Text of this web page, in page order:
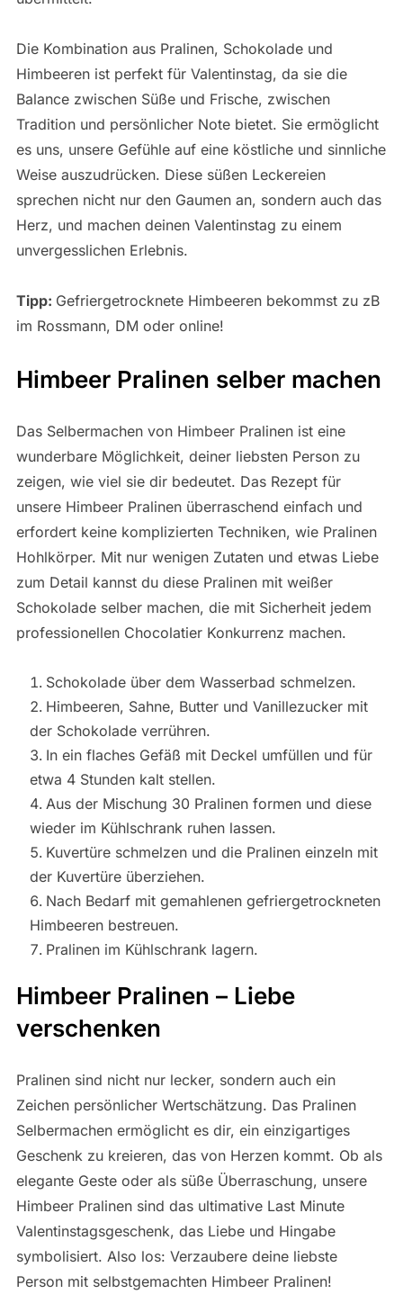
Die Kombination aus Pralinen, Schokolade und
Himbeeren ist perfekt für Valentinstag, da sie die
Balance zwischen Süße und Frische, zwischen
Tradition und persönlicher Note bietet. Sie ermöglicht
es uns, unsere Gefühle auf eine köstliche und sinnliche
Weise auszudrücken. Diese süßen Leckereien
sprechen nicht nur den Gaumen an, sondern auch das
Herz, und machen deinen Valentinstag zu einem
unvergesslichen Erlebnis.
Tipp: Gefriergetrocknete Himbeeren bekommst zu zB
im Rossmann, DM oder online!
Himbeer Pralinen selber machen
Das Selbermachen von Himbeer Pralinen ist eine
wunderbare Möglichkeit, deiner liebsten Person zu
zeigen, wie viel sie dir bedeutet. Das Rezept für
unsere Himbeer Pralinen überraschend einfach und
erfordert keine komplizierten Techniken, wie Pralinen
Hohlkörper. Mit nur wenigen Zutaten und etwas Liebe
zum Detail kannst du diese Pralinen mit weißer
Schokolade selber machen, die mit Sicherheit jedem
professionellen Chocolatier Konkurrenz machen.
Schokolade über dem Wasserbad schmelzen.
Himbeeren, Sahne, Butter und Vanillezucker mit
der Schokolade verrühren.
In ein flaches Gefäß mit Deckel umfüllen und für
etwa 4 Stunden kalt stellen.
Aus der Mischung 30 Pralinen formen und diese
wieder im Kühlschrank ruhen lassen.
Kuvertüre schmelzen und die Pralinen einzeln mit
der Kuvertüre überziehen.
Nach Bedarf mit gemahlenen gefriergetrockneten
Himbeeren bestreuen.
Pralinen im Kühlschrank lagern.
Himbeer Pralinen – Liebe
verschenken
Pralinen sind nicht nur lecker, sondern auch ein
Zeichen persönlicher Wertschätzung. Das Pralinen
Selbermachen ermöglicht es dir, ein einzigartiges
Geschenk zu kreieren, das von Herzen kommt. Ob als
elegante Geste oder als süße Überraschung, unsere
Himbeer Pralinen sind das ultimative Last Minute
Valentinstagsgeschenk, das Liebe und Hingabe
symbolisiert. Also los: Verzaubere deine liebste
Person mit selbstgemachten Himbeer Pralinen!